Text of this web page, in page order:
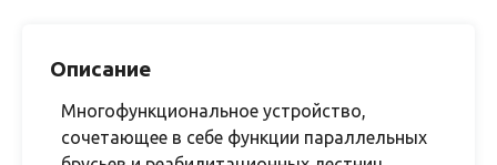
Описание
Многофункциональное устройство,
сочетающее в себе функции параллельных